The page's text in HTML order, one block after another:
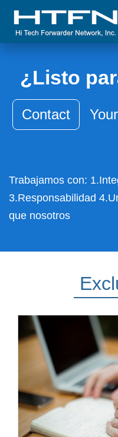
¿Listo
Contact
Trabajamos con:
3.Responsabilidad
que nosotros